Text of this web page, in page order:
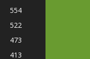
554
522
473
413